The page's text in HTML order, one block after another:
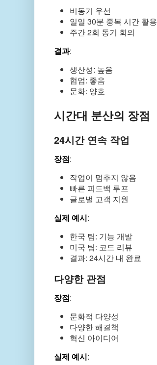
비동기 우선
일일 30분 중복 시간 활용
주간 2회 동기 회의
결과:
생산성: 높음
협업: 좋음
문화: 양호
시간대 분산의 장점
24시간 연속 작업
장점:
작업이 멈추지 않음
빠른 피드백 루프
글로벌 고객 지원
실제 예시:
한국 팀: 기능 개발
미국 팀: 코드 리뷰
결과: 24시간 내 완료
다양한 관점
장점:
문화적 다양성
다양한 해결책
혁신 아이디어
실제 예시: